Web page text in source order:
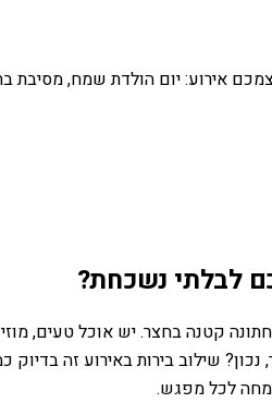
אירוע: יום הולדת שמח,
לבלתי נשכחת?
קטנה בחצר. יש אוכל טעים,
שילוב בירות באירוע זה
לכל מפגש.